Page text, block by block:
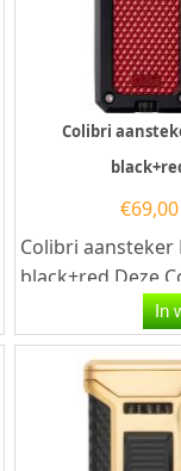
Colibri
€69,00
Colibri aansteker
black+red.Deze
aansteker heeft
krachtige
In